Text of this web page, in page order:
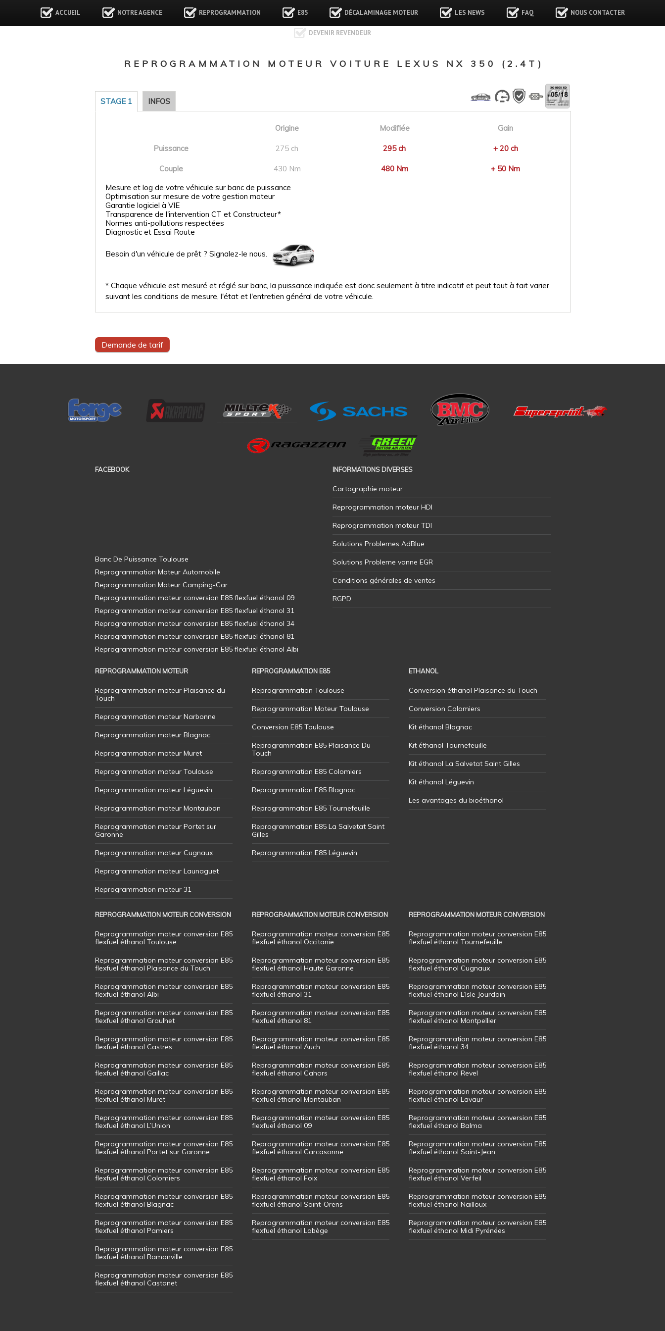
ACCUEIL NOTRE AGENCE REPROGRAMMATION E85 DÉCALAMINAGE MOTEUR LES NEWS FAQ NOUS CONTACTER
DEVENIR REVENDEUR
REPROGRAMMATION MOTEUR VOITURE LEXUS NX 350 (2.4T)
STAGE 1 INFOS
Origine Modifiée Gain
Puissance 275 ch 295 ch + 20 ch
Couple 430 Nm 480 Nm
+ 50 Nm
Mesure et log de votre véhicule sur banc de puissance
Optimisation sur mesure de votre gestion moteur
Garantie logiciel à VIE
Transparence de l'intervention CT et Constructeur*
Normes anti-pollutions respectées
Diagnostic et Essai Route
Besoin d'un véhicule de prêt ? Signalez-le nous.
* Chaque véhicule est mesuré et réglé sur banc, la puissance indiquée est donc seulement à titre indicatif et peut tout à fait varier
suivant les conditions de mesure, l'état et l'entretien général de votre véhicule.
Demande de tarif
FACEBOOK INFORMATIONS DIVERSES
Cartographie moteur
Reprogrammation moteur HDI
Reprogrammation moteur TDI
Solutions Problemes AdBlue
Solutions Probleme vanne EGR
Conditions générales de ventes
RGPD
REPROGRAMMATION MOTEUR
Reprogrammation moteur Plaisance du
Touch
Reprogrammation moteur Narbonne
Reprogrammation moteur Blagnac
Reprogrammation moteur Muret
Reprogrammation moteur Toulouse
Reprogrammation moteur Léguevin
Reprogrammation moteur Montauban
Reprogrammation moteur Portet sur
Garonne
Reprogrammation moteur Cugnaux
Reprogrammation moteur Launaguet
Reprogrammation moteur 31
REPROGRAMMATION E85
Reprogrammation Toulouse
Reprogrammation Moteur Toulouse
Conversion E85 Toulouse
Reprogrammation E85 Plaisance Du
Touch
Reprogrammation E85 Colomiers
Reprogrammation E85 Blagnac
Reprogrammation E85 Tournefeuille
Reprogrammation E85 La Salvetat Saint
Gilles
Reprogrammation E85 Léguevin
ETHANOL
Conversion éthanol Plaisance du Touch
Conversion Colomiers
Kit éthanol Blagnac
Kit éthanol Tournefeuille
Kit éthanol La Salvetat Saint Gilles
Kit éthanol Léguevin
Les avantages du bioéthanol
REPROGRAMMATION MOTEUR CONVERSION
Reprogrammation moteur conversion E85
flexfuel éthanol Toulouse
Reprogrammation moteur conversion E85
flexfuel éthanol Plaisance du Touch
Reprogrammation moteur conversion E85
flexfuel éthanol Albi
Reprogrammation moteur conversion E85
flexfuel éthanol Graulhet
Reprogrammation moteur conversion E85
flexfuel éthanol Castres
Reprogrammation moteur conversion E85
flexfuel éthanol Gaillac
Reprogrammation moteur conversion E85
flexfuel éthanol Muret
Reprogrammation moteur conversion E85
flexfuel éthanol L’Union
Reprogrammation moteur conversion E85
flexfuel éthanol Portet sur Garonne
Reprogrammation moteur conversion E85
flexfuel éthanol Colomiers
Reprogrammation moteur conversion E85
flexfuel éthanol Blagnac
Reprogrammation moteur conversion E85
flexfuel éthanol Pamiers
Reprogrammation moteur conversion E85
flexfuel éthanol Ramonville
Reprogrammation moteur conversion E85
flexfuel éthanol Castanet
REPROGRAMMATION MOTEUR CONVERSION
Reprogrammation moteur conversion E85
flexfuel éthanol Occitanie
Reprogrammation moteur conversion E85
flexfuel éthanol Haute Garonne
Reprogrammation moteur conversion E85
flexfuel éthanol 31
Reprogrammation moteur conversion E85
flexfuel éthanol 81
Reprogrammation moteur conversion E85
flexfuel éthanol Auch
Reprogrammation moteur conversion E85
flexfuel éthanol Cahors
Reprogrammation moteur conversion E85
flexfuel éthanol Montauban
Reprogrammation moteur conversion E85
flexfuel éthanol 09
Reprogrammation moteur conversion E85
flexfuel éthanol Carcasonne
Reprogrammation moteur conversion E85
flexfuel éthanol Foix
Reprogrammation moteur conversion E85
flexfuel éthanol Saint-Orens
Reprogrammation moteur conversion E85
flexfuel éthanol Labège
REPROGRAMMATION MOTEUR CONVERSION
Reprogrammation moteur conversion E85
flexfuel éthanol Tournefeuille
Reprogrammation moteur conversion E85
flexfuel éthanol Cugnaux
Reprogrammation moteur conversion E85
flexfuel éthanol L’Isle Jourdain
Reprogrammation moteur conversion E85
flexfuel éthanol Montpellier
Reprogrammation moteur conversion E85
flexfuel éthanol 34
Reprogrammation moteur conversion E85
flexfuel éthanol Revel
Reprogrammation moteur conversion E85
flexfuel éthanol Lavaur
Reprogrammation moteur conversion E85
flexfuel éthanol Balma
Reprogrammation moteur conversion E85
flexfuel éthanol Saint-Jean
Reprogrammation moteur conversion E85
flexfuel éthanol Verfeil
Reprogrammation moteur conversion E85
flexfuel éthanol Nailloux
Reprogrammation moteur conversion E85
flexfuel éthanol Midi Pyrénées
Banc De Puissance Toulouse
Reprogrammation Moteur Automobile
Reprogrammation Moteur Camping-Car
Reprogrammation moteur conversion E85 flexfuel éthanol 09
Reprogrammation moteur conversion E85 flexfuel éthanol 31
Reprogrammation moteur conversion E85 flexfuel éthanol 34
Reprogrammation moteur conversion E85 flexfuel éthanol 81
Reprogrammation moteur conversion E85 flexfuel éthanol Albi